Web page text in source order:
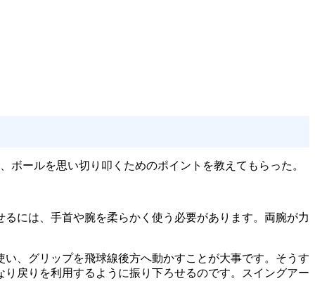
ールを思い切り叩くためのポイントを教えてもらった。
には、手首や腕を柔らかく使う必要があります。両腕が力
、グリップを飛球線後方へ動かすことが大事です。そうす
戻りを利用するように振り下ろせるのです。スイングアー